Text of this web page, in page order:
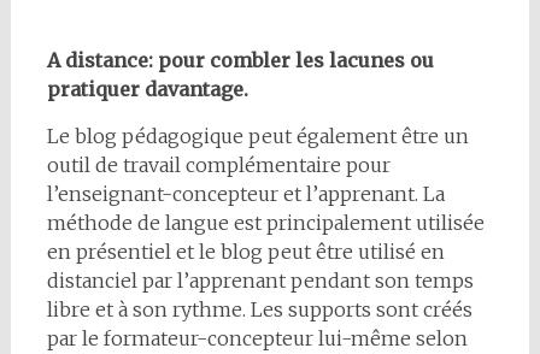
A distance: pour combler les lacunes ou
pratiquer davantage.
Le blog pédagogique peut également être un
outil de travail complémentaire pour
l’enseignant-concepteur et l’apprenant. La
méthode de langue est principalement utilisée
en présentiel et le blog peut être utilisé en
distanciel par l’apprenant pendant son temps
libre et à son rythme. Les supports sont créés
par le formateur-concepteur lui-même selon